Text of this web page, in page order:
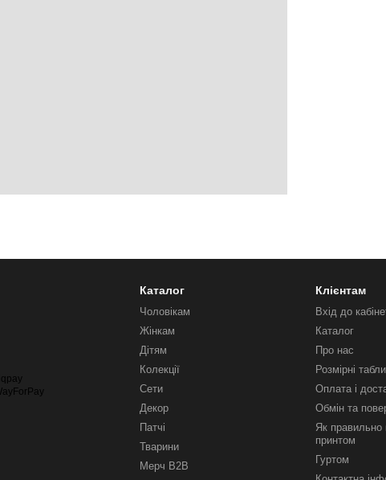
Каталог
Чоловікам
Жінкам
Дітям
Колекції
Сети
Декор
Патчі
Тварини
Мерч B2B
Клієнтам
Вхід до
Каталог
Про нас
Розмірні
Оплата і
Обмін та
Як правильно
принтом
Гуртом